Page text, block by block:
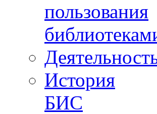
пользования
История
БИС